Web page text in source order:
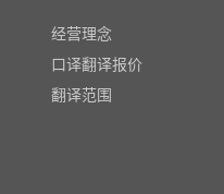
经营理念
口译翻译报价
翻译范围